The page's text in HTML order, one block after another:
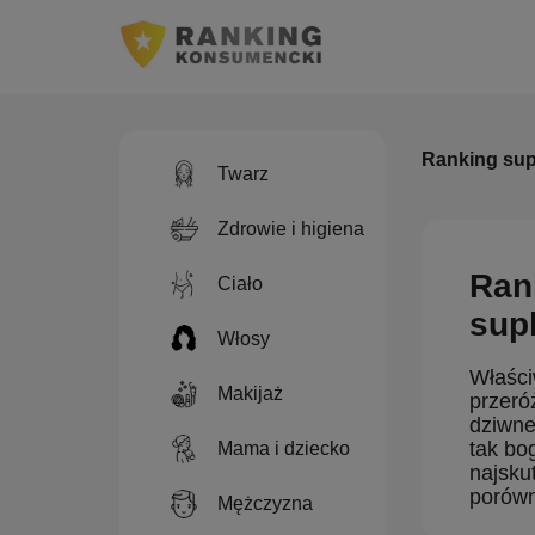
Twarz
Zdrowie i higiena
Ciało
Włosy
Makijaż
Mama i dziecko
Mężczyzna
Ranking
tak